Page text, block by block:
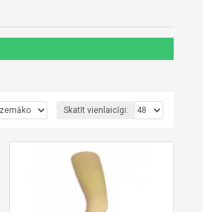
Skatīt vienlaicīgi: